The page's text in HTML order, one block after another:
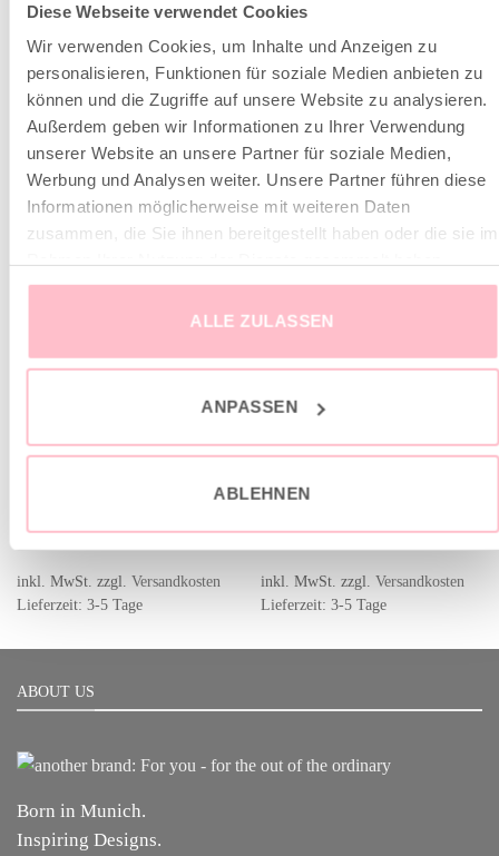
Diese Webseite verwendet Cookies
Wir verwenden Cookies, um Inhalte und Anzeigen zu
personalisieren, Funktionen für soziale Medien anbieten zu
können und die Zugriffe auf unsere Website zu analysieren.
Außerdem geben wir Informationen zu Ihrer Verwendung
unserer Website an unsere Partner für soziale Medien,
Werbung und Analysen weiter. Unsere Partner führen diese
Informationen möglicherweise mit weiteren Daten
zusammen, die Sie ihnen bereitgestellt haben oder die sie im
ALLE ZULASSEN
ANPASSEN
ABLEHNEN
Das Model misst 177 cm und trägt Gr. M
ÄHNLICHE PRODUKTE
sale
189,00€ Ursprünglicher
189,00 €
59,00€Aktueller
inkl. MwSt. zzgl. Versandkosten
Lieferzeit: 3-5 Tage
sale
149,00€ Ursprünglicher
149,00 €
49,00€
inkl. MwSt. zzgl. Versandkosten
Lieferzeit: 3-5 Tage
ABOUT US
Born in Munich.
Inspiring Designs.